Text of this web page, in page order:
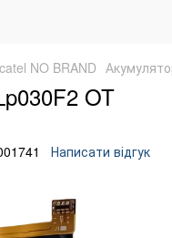
NO BRAND
OT
Написати відгук